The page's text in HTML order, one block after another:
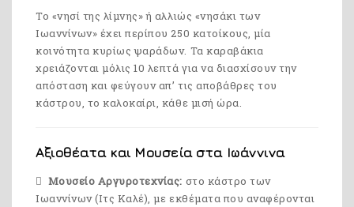
Το «νησί της λίμνης» ή αλλιώς «νησάκι των
Ιωαννίνων» έχει περίπου 250 κατοίκους, μία
κοινότητα κυρίως ψαράδων. Τα καραβάκια
χρειάζονται μόλις 10 λεπτά για να διασχίσουν την
απόσταση και φεύγουν απ’ τις αποβάθρες του
κάστρου, το καλοκαίρι, κάθε μισή ώρα.
Αξιοθέατα και Μουσεία στα Ιωάννινα
Μουσείο Αργυροτεχνίας: στο κάστρο των
Ιωαννίνων (Ιτς Καλέ), με εκθέματα που αναφέρονται